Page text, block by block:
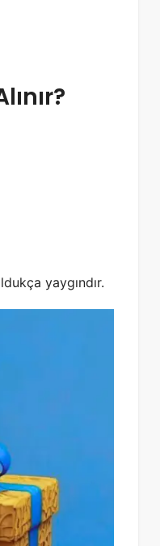
yaygındır.